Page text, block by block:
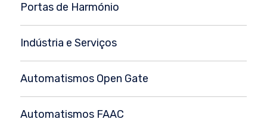
Portas de Harmónio
Indústria e Serviços
Automatismos Open Gate
Automatismos FAAC